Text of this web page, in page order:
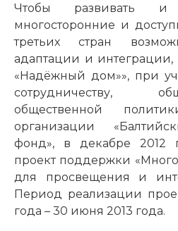
Чтобы развивать и
многосторонние и
третьих стран
адаптации и
«Надёжный дом»», при
сотрудничеству,
общественной
организации
фонд», в декабре 2012
проект поддержки
для просвещения и
Период реализации
года – 30 июня 2013 года.